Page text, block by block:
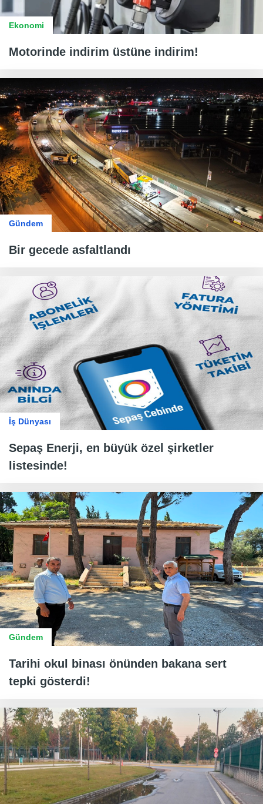
Ekonomi
Motorinde indirim üstüne indirim!
Gündem
Bir gecede asfaltlandı
İş Dünyası
Sepaş Enerji, en büyük özel şirketler
listesinde!
Gündem
Tarihi okul binası önünden bakana sert
tepki gösterdi!